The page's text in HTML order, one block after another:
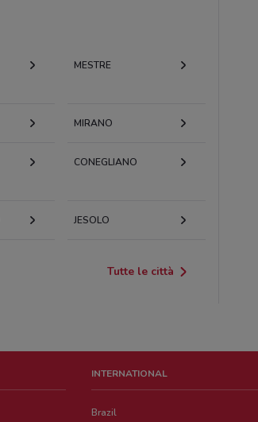
MESTRE
MIRANO
CONEGLIANO
JESOLO
Tutte le città
INTERNATIONAL
Brazil